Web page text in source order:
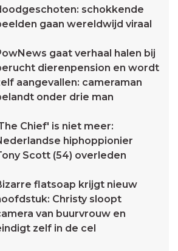
schokkende
gaan wereldwijd viraal
gaat verhaal halen bij
dierenpension en wordt
aangevallen: cameraman
onder drie man
Chief' is niet meer:
hiphoppionier
Scott (54) overleden
flatsoap krijgt nieuw
Christy sloopt
van buurvrouw en
zelf in de cel